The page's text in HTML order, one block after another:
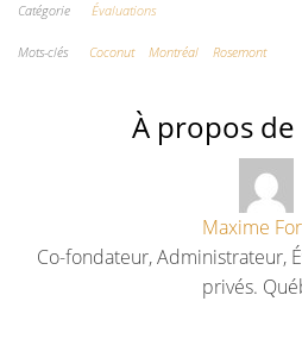
Catégorie Évaluations
Mots-clés Coconut Montréal Rosemont
À propos de
Maxime
Co-fondateur, Administrateur,
privés.